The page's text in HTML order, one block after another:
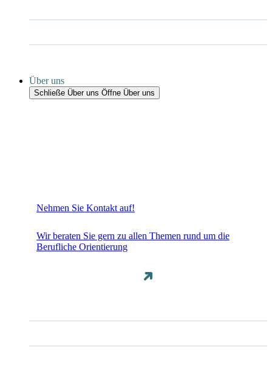
Über uns
Schließe Über uns Öffne Über uns
Nehmen Sie Kontakt auf!
Wir beraten Sie gern zu allen Themen rund um die
Berufliche Orientierung